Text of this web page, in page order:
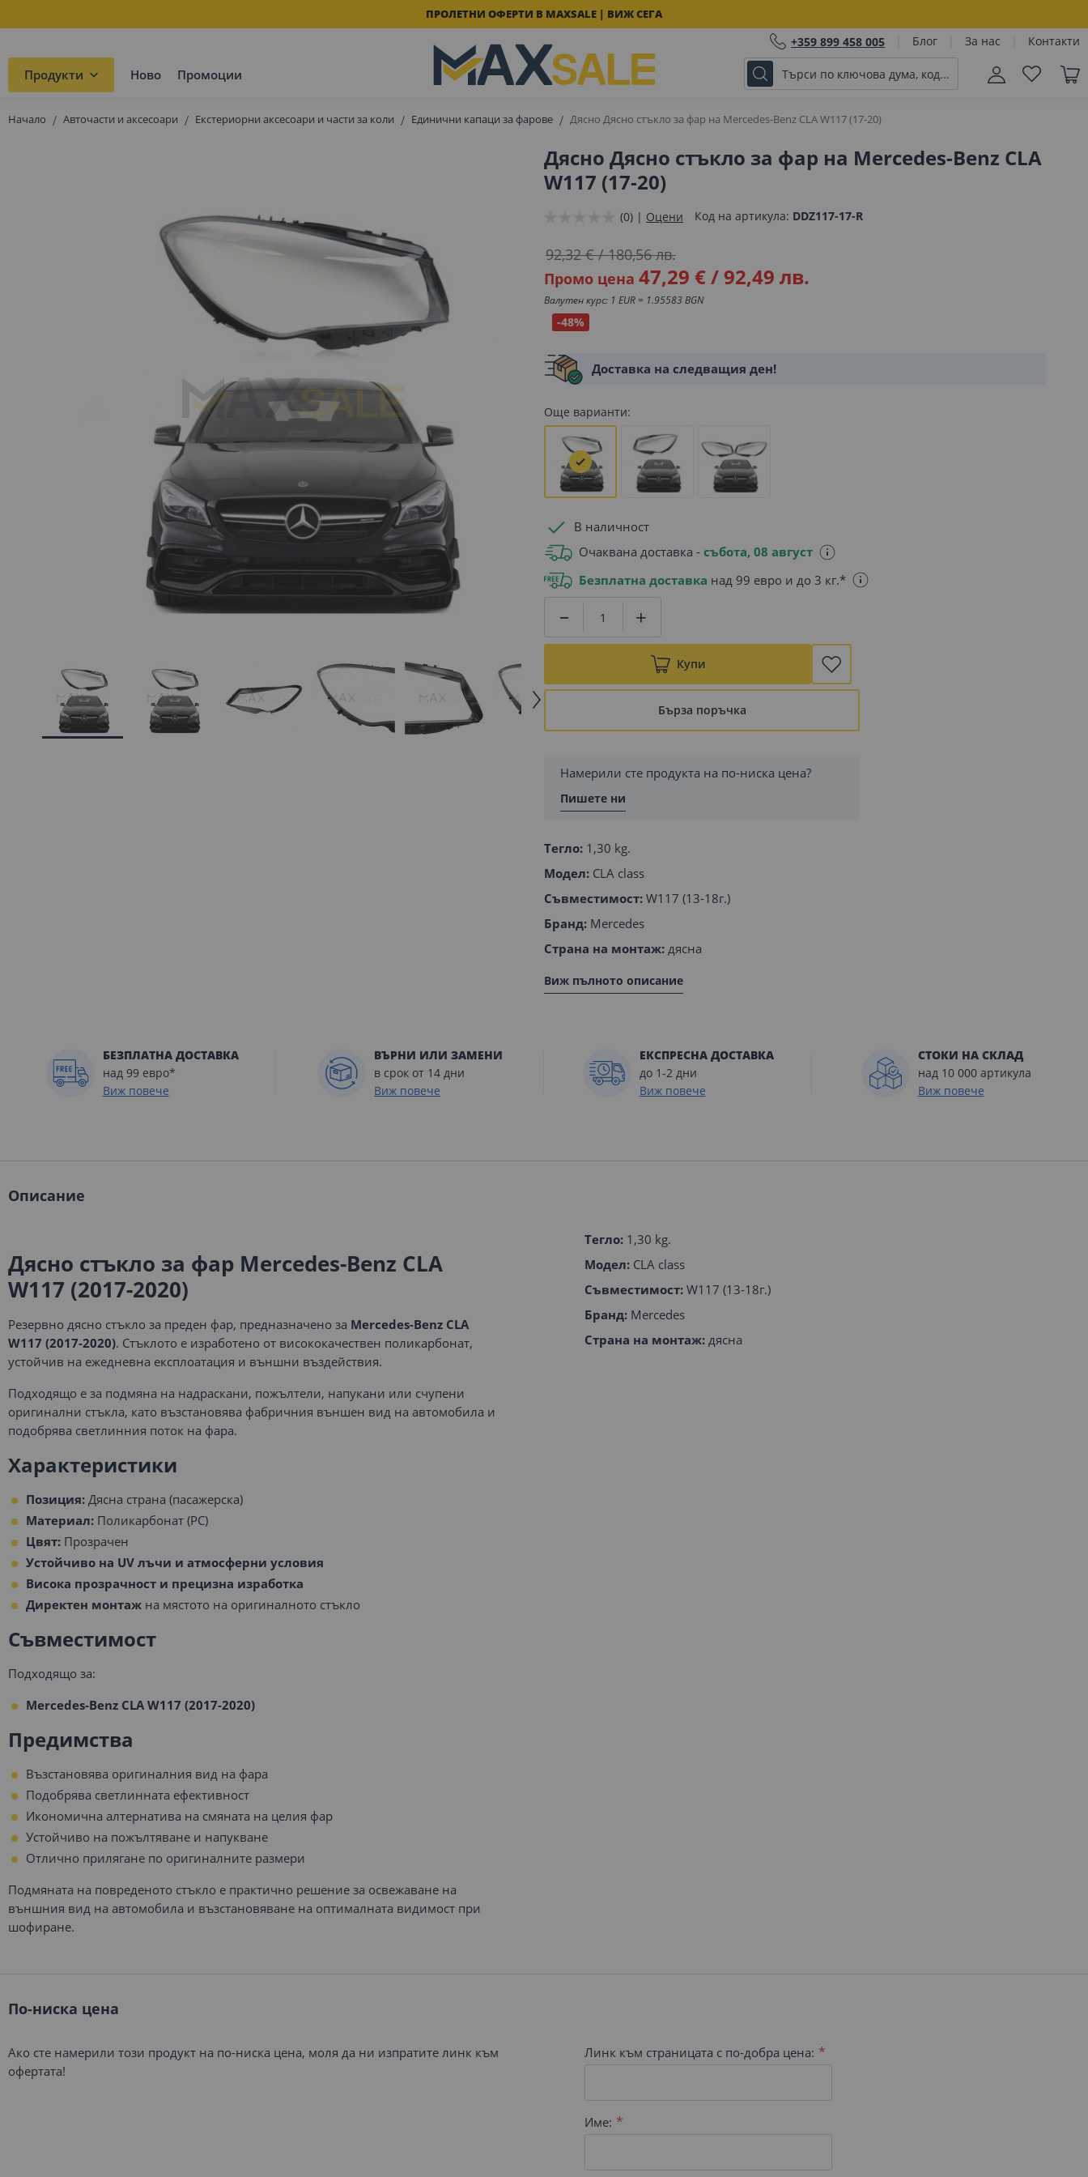
ПРОЛЕТНИ ОФЕРТИ В MAXSALE | ВИЖ СЕГА
+359 899 458 005 Блог За нас Контакти
Продукти Ново Промоции
Начало Авточасти и аксесоари Екстериорни аксесоари и части за коли Единични капаци за фарове Дясно Дясно стъкло за фар на Mercedes-Benz CLA W117 (17-20)
Дясно Дясно стъкло за фар на Mercedes-Benz CLA
W117 (17-20)
(0) | Оцени Код на артикула DDZ117-17-R
Промо цена 47,29 €/ 92,49 лв.
92,32 €/180,56 лв.
Валутен курс: 1 EUR = 1.95583 BGN
-48%
Доставка на следващия ден!
Още варианти:
В наличност
Очаквана доставка - събота, 08 август
Безплатна доставка над 99 евро и до 3 кг.*
Купи
Бърза поръчка
Намерили сте продукта на по-ниска цена?
Пишете ни
Тегло: 1,30 kg.
Модел: CLA class
Съвместимост: W117 (13-18г.)
Бранд: Mercedes
Страна на монтаж: дясна
Виж пълното описание
БЕЗПЛАТНА ДОСТАВКА
над 99 евро*
Виж повече
ВЪРНИ ИЛИ ЗАМЕНИ
в срок от 14 дни
Виж повече
ЕКСПРЕСНА ДОСТАВКА
до 1-2 дни
Виж повече
СТОКИ НА СКЛАД
над 10 000 артикула
Виж повече
Описание
Дясно стъкло за фар Mercedes-Benz CLA
W117 (2017-2020)
Резервно дясно стъкло за преден фар, предназначено за Mercedes-Benz CLA
W117 (2017-2020). Стъклото е изработено от висококачествен поликарбонат,
устойчив на ежедневна експлоатация и външни въздействия.
Подходящо е за подмяна на надраскани, пожълтели, напукани или счупени
оригинални стъкла, като възстановява фабричния външен вид на автомобила и
подобрява светлинния поток на фара.
Характеристики
Позиция: Дясна страна (пасажерска)
Материал: Поликарбонат (PC)
Цвят: Прозрачен
Устойчиво на UV лъчи и атмосферни условия
Висока прозрачност и прецизна изработка
Директен монтаж на мястото на оригиналното стъкло
Съвместимост
Подходящо за:
Mercedes-Benz CLA W117 (2017-2020)
Предимства
Възстановява оригиналния вид на фара
Подобрява светлинната ефективност
Икономична алтернатива на смяната на целия фар
Устойчиво на пожълтяване и напукване
Отлично прилягане по оригиналните размери
Подмяната на повреденото стъкло е практично решение за освежаване на
външния вид на автомобила и възстановяване на оптималната видимост при
шофиране.
Тегло: 1,30 kg.
Модел: CLA class
Съвместимост: W117 (13-18г.)
Бранд: Mercedes
Страна на монтаж: дясна
По-ниска цена
Ако сте намерили този продукт на по-ниска цена, моля да ни изпратите линк към
офертата!
Линк към страницата с по-добра цена:
Име: